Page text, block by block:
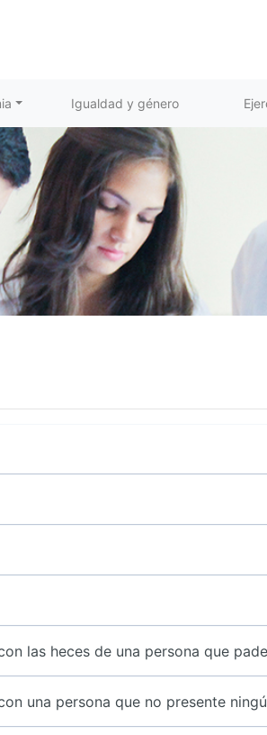
Igualdad y género
las heces de una persona que
una persona que no presente